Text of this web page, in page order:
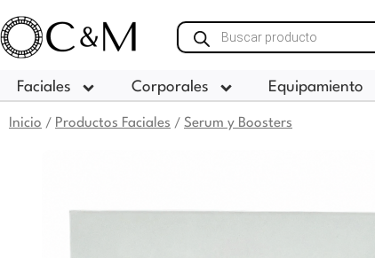
al
contenido
Búsqueda
de
Faciales Corporales Equipamiento
Inicio / Productos Faciales / Serum y Boosters